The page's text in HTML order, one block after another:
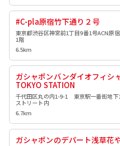
#C-pla原宿竹下通り２号
東京都渋谷区神宮前1丁目9番1号ACN原
1階
6.5km
ガシャポンバンダイオフィシ
TOKYO STATION
千代田区丸の内1-9-1 東京駅一番街地下
ストリート内
6.7km
ガシャポンのデパート浅草花